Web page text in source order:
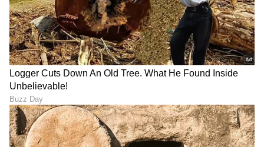
ಸಿನಿಮಾ ವಿಮರ್ಶೆಗಳು (Kannada Movies Review),
ತಾರೆಯರ ಸಂದರ್ಶನಗಳು, ಧಾರಾವಾಹಿ ಅಪ್‌ಡೇಟ್ಸ್‌,
ತೆರೆಮರೆಯ ಕಥೆಗಳು,OTT ರಿಲೀಸ್‌ಗಳ ಬಗ್ಗೆ
ಮಾಹಿತಿಯೂ ಇಲ್ಲಿದೆ.